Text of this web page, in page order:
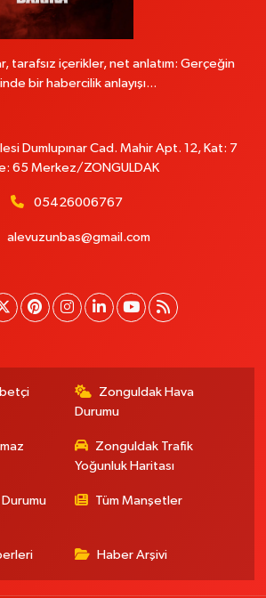
tarafsız içerikler, net anlatım: Gerçeğin
bir habercilik anlayışı...
Dumlupınar Cad. Mahir Apt. 12, Kat: 7
65 Merkez/ZONGULDAK
05426006767
alevuzunbas@gmail.com
Zonguldak Hava
Durumu
Zonguldak Trafik
Yoğunluk Haritası
Tüm Manşetler
Haber Arşivi